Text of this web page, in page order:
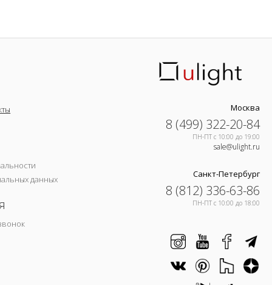
данных
Москва
8 (499) 322-20-84
ПН-ПТ c 10:00 до 19:00
sale@ulight.ru
Санкт-Петербург
8 (812) 336-63-86
ПН-ПТ c 10:00 до 18:00